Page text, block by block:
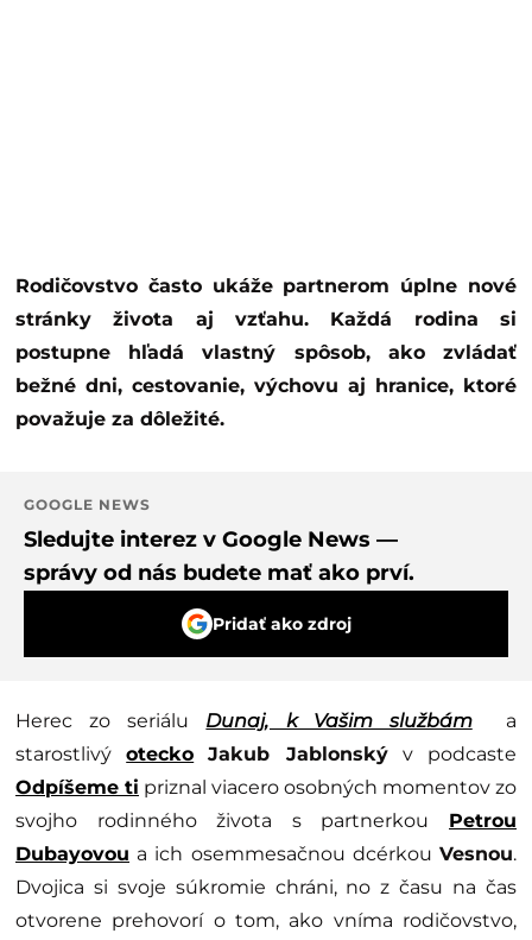
Rodičovstvo často ukáže partnerom úplne nové
stránky života aj vzťahu. Každá rodina si
postupne hľadá vlastný spôsob, ako zvládať
bežné dni, cestovanie, výchovu aj hranice, ktoré
považuje za dôležité.
GOOGLE NEWS
Sledujte interez v Google News —
správy od nás budete mať ako prví.
Pridať ako zdroj
Herec zo seriálu Dunaj, k Vašim službáma
starostlivýotecko Jakub Jablonskýv podcaste
Odpíšeme ti priznal viacero osobných momentov zo
svojho rodinného života s partnerkou Petrou
Dubayovou a ich osemmesačnou dcérkou Vesnou.
Dvojica si svoje súkromie chráni, no z času na čas
otvorene prehovorí o tom, ako vníma rodičovstvo,